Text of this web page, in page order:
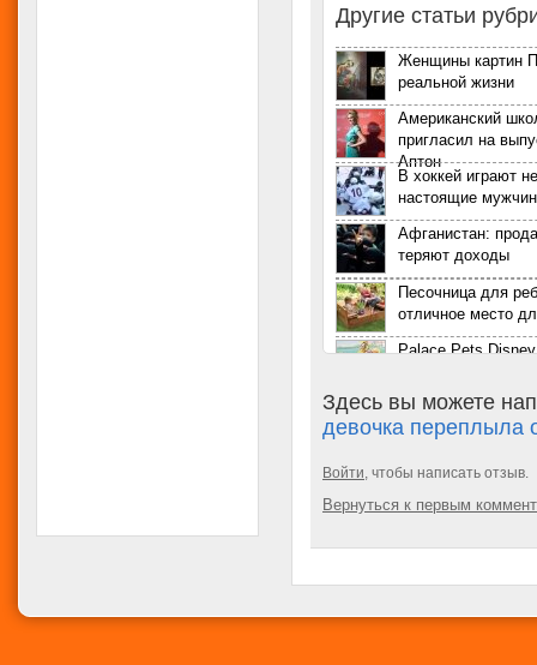
Другие статьи
Женщины картин
реальной жизни
Американский
пригласил на
Аптон
В хоккей играют
настоящие
Афганистан:
теряют доходы
Песочница для
отличное место
Palace Pets
Линдси Лохан
актриса сообщила
Аля Ван. Самая
показала свои
Для рождения
Здесь вы можете
девочка переплыла
Войти, чтобы написать отзыв.
Вернуться к первым